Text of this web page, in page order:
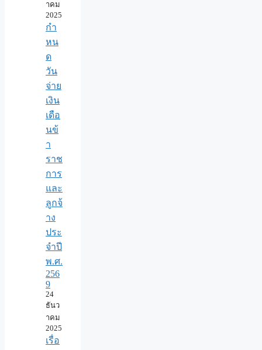
าคม
2025
กำ
หน
ด
วัน
จ่าย
เงิน
เดือ
นข้
า
ราช
การ
และ
ลูกจ้
าง
ประ
จำปี
พ.ศ.​
256
9
24
ธันว
าคม
2025
เรื่อ